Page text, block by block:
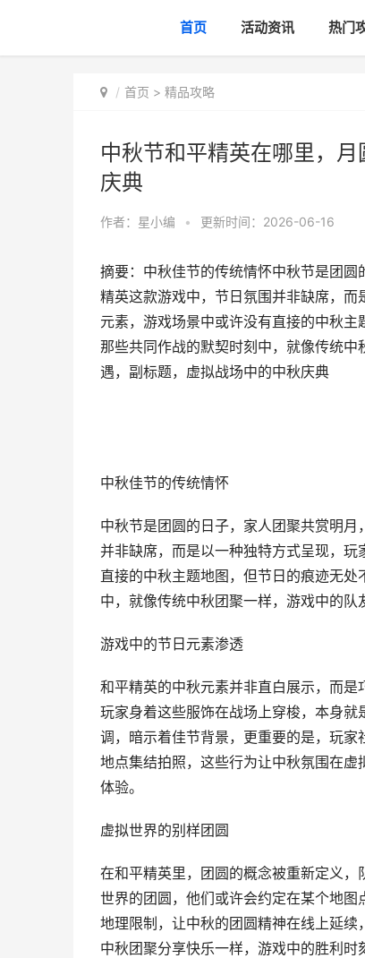
首页 活动资讯 热门
首页 > 精品攻略
中秋节和平精英在哪里，
庆典
作者： 星小编 • 更新时间：2026-06-16
摘要：中秋佳节的传统情怀中秋节是团
精英这款游戏中，节日氛围并非缺席，
元素，游戏场景中或许没有直接的中秋
那些共同作战的默契时刻中，就像传统
遇，副标题，虚拟战场中的中秋庆典
中秋佳节的传统情怀
中秋节是团圆的日子，家人团聚共赏明
并非缺席，而是以一种独特方式呈现，
直接的中秋主题地图，但节日的痕迹无
中，就像传统中秋团聚一样，游戏中的队
游戏中的节日元素渗透
和平精英的中秋元素并非直白展示，而是
玩家身着这些服饰在战场上穿梭，本身
调，暗示着佳节背景，更重要的是，玩
地点集结拍照，这些行为让中秋氛围在
体验。
虚拟世界的别样团圆
在和平精英里，团圆的概念被重新定义
世界的团圆，他们或许会约定在某个地
地理限制，让中秋的团圆精神在线上延
中秋团聚分享快乐一样，游戏中的胜利时